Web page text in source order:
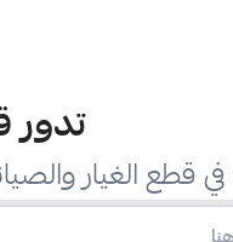
تدور
قطع الغيار